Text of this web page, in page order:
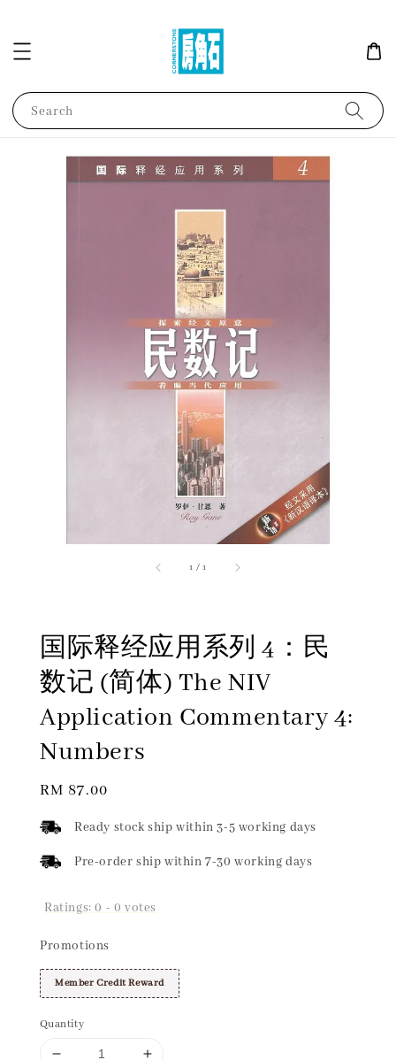
Search
1 /1
国际释经应用系列 4：民
数记 (简体) The NIV
Application Commentary 4:
Numbers
Regular
RM 87.00
Ready stock ship within 3-5 working days
Pre-order ship within 7-30 working days
Ratings:0 - 0 votes
Promotions
Member Credit Reward
Quantity